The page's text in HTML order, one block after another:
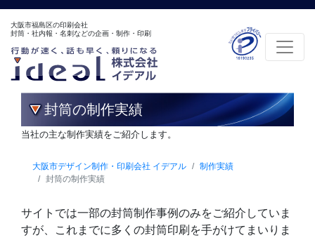
大阪市福島区の印刷会社
封筒・社内報・名刺などの企画・制作・印刷
封筒の制作実績
当社の主な制作実績をご紹介します。
大阪市デザイン制作・印刷会社 イデアル
制作実績
封筒の制作実績
サイトでは一部の封筒制作事例のみをご紹介していま
すが、これまでに多くの封筒印刷を手がけてまいりま